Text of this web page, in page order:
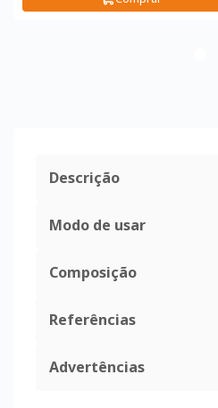
Descrição
Modo de usar
Composição
Referências
Advertências